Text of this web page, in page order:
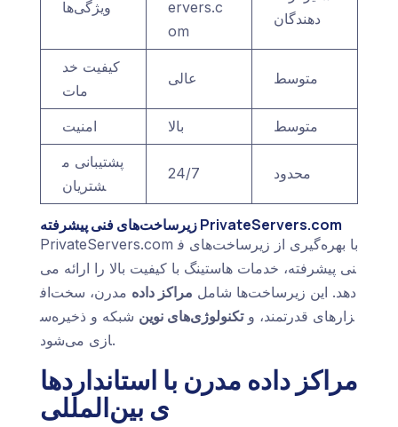
ویژگی‌ها
ervers.c
om
دهندگان
کیفیت خد
مات
عالی متوسط
امنیت بالا
متوسط
پشتیبانی م
شتریان
24/7 محدود
زیرساخت‌های فنی پیشرفته PrivateServers.com
PrivateServers.com با بهره‌گیری از زیرساخت‌های ف
نی پیشرفته، خدمات هاستینگ با کیفیت بالا را ارائه می‌
دهد. این زیرساخت‌ها شامل مراکز داده مدرن، سخت‌اف
زارهای قدرتمند، وتکنولوژی‌های نوین شبکه و ذخیره‌س
ازی می‌شود.
مراکز داده مدرن با استانداردها
ی بین‌المللی